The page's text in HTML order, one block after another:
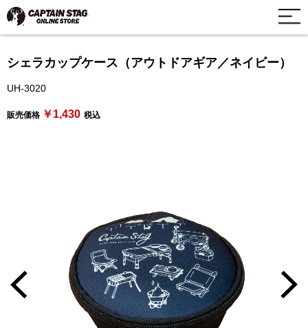
シェラカップケース（アウトドアギア／ネイビー）
UH-3020
販売価格 ￥1,430 税込